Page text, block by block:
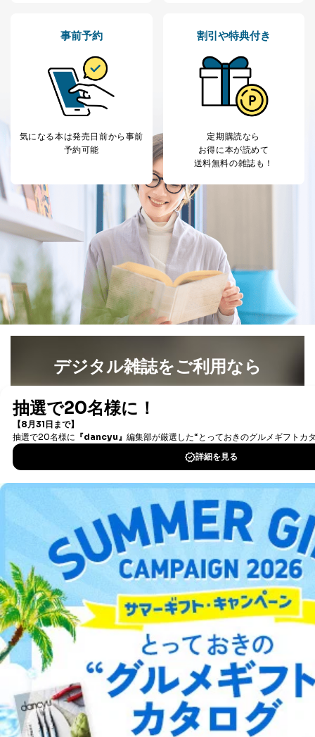
場合であって、本人の同意を得ることが困難であると
き。
公衆衛生の向上または児童の健全な育成の推進のため
に特に必要がある場合であって、本人の同意を得るこ
とが困難である場合。
国の機関もしくは地方公共団体またはその委託を受け
た者が法令の定める事務を遂行することに対して協力
により当該事務の遂行に支障を及ぼすおそれがあると
き。
上記２．の利用目的を実施するために守秘義務を結ん
だ企業に、業務の一部として個人情報の取扱いを委
託・提供する場合、その業務に必要な範囲で委託・提
供先企業に個人情報を開示することがあります。
委託・提供先企業は具体的には以下のような企業です
が、これらに限りません。
委託先：カスタマーサポート支援会社 、クレジッ
トカード決済などの決済代行・料金回収会社、広
告配信サービス会社
提供先：出版社、出版物発売元、卸売会社、販売
店など商品の供給者、梱包会社、配送会社、新聞
販売店などの梱包・配送・配達会社
４．開示対象個人情報の「開示」「訂正」等の請求につ
当社は、本人から、開示対象個人情報について利用目的
の通知を求められた場合には、遅滞なくこれに応じま
す。ただし、以下①～④のいずれかに該当する場合は、
利用目的の通知を行なうことはできません。そのとき
は、本人に遅滞無くその旨を通知するとともに、理由を
説明させていただきます。
①利用目的を本人に通知し、又は公表することによって
害するおそれがある場合
②利用目的を本人に通知し、又は公表することによって
当該事業者の権利又は正当な利益を害するおそれがある
③国の機関又は地方公共団体が法令の定める事務を遂行
することに対して協力する必要がある場合であって、利
用目的を本人に通知し、又は公表することによって当該
事務の遂行に支障を及ぼすおそれがあるとき
④開示対象個人情報の利用目的が明らかな場合
開示対象個人情報については、保有個人データの本人ま
たはその代理人からの利用目的の通知、開示、変更等
（内容の訂正、追加または削除）、利用停止等（「利用
の停止または消去」「第三者への提供の停止」）の求め
に対応させていただいております。 当社顧客の皆様の
個人情報は「マイページ」にログインしていただくこと
で、訂正、追加、変更を行っていただくことが出来ま
す。マイページをご利用いただけない方、その他の方に
つきましては、下記Aをご覧ください。 また、ご登録い
事前予約
気になる本は発売日前から事前
予約可能
割引や特典付き
定期購読なら
お得に本が読めて
送料無料の雑誌も！
デジタル雑誌をご利用なら
書籍）が無料で読み放題！
DOWNLOAD FOR IOS
DOWNLOAD FOR ANDROID
ご利用方法はこちら
総合案内
アフィリエイト 採用情報
プレスリリース お問い合わせ
利用規約プライバシーポリシー 特定商取引法に基づく表示
出版社の皆様へ
投資家の皆様へサイトマップ